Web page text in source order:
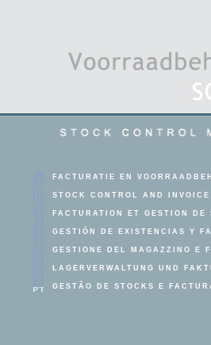
FACTURATIE EN
STOCK CONTROL AND INVOICE
FACTURATION ET GESTION DE
GESTIÓN DE EXISTENCIAS Y
GESTIONE DEL MAGAZZINO E
LAGERVERWALTUNG UND
GESTÃO DE STOCKS E